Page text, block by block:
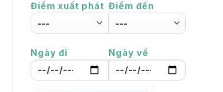
Điểm xuất phát Điểm đến
Ngày đi Ngày về